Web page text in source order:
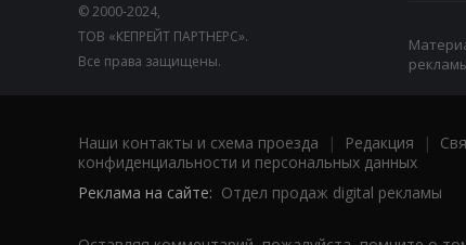
© 2000-2024,
ТОВ «КЕПРЕЙТ ПАРТНЕРС».
Все права защищены.
Наши контакты и схема проезда | Редакция |
конфиденциальности и персональных данных
Реклама на сайте: Отдел продаж digital рекламы